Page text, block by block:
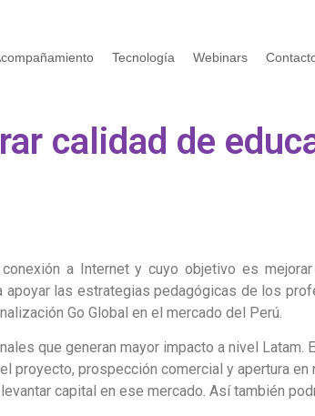
Tecnología Webinars
calidad de
a Internet y cuyo objetivo es
las estrategias pedagógicas de los
Go Global en el mercado del Perú.
que generan mayor impacto a nivel Latam.
proyecto, prospección comercial y apertura en
capital en ese mercado. Así también